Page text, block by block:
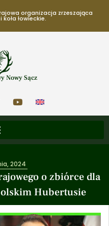
organizacja zrzeszająca
łowieckie.
Nowy Sącz
o zbiórce dla
Hubertusie
2024